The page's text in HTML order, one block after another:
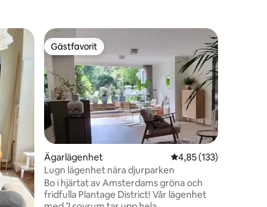
Gästfavorit
Gästfavorit
Ägarlägenhet 4,85 av 5 i
4,85 (133)
Lugn lägenhet nära djurparken
Bo i hjärtat av Amsterdams gröna och
fridfulla Plantage District! Vår lägenhet